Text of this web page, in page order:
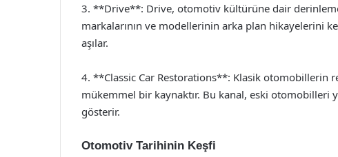
3. **Drive**: Drive, otomotiv kültürüne dair
markalarının ve modellerinin arka plan hikayelerini
aşılar.
4. **Classic Car Restorations**: Klasik otomobillerin
mükemmel bir kaynaktır. Bu kanal, eski otomobilleri
gösterir.
Otomotiv Tarihinin Keşfi